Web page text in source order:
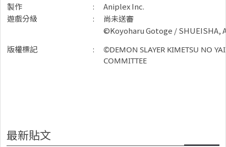
製作
:
Aniplex Inc.
遊戲分級
: 尚未送審
版權標記 :
©Koyoharu Gotoge / SHUEISHA,
©DEMON SLAYER KIMETSU NO
COMMITTEE
最新貼文